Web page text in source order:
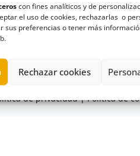
con fines analíticos y de
el uso de cookies, rechazarlas o
sus preferencias o tener más
Rechazar cookies
naturales
y Acceso a la Información
de privacidad|Política de